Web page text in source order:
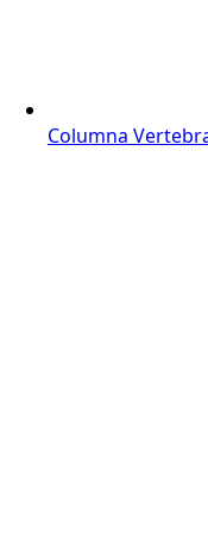
Columna